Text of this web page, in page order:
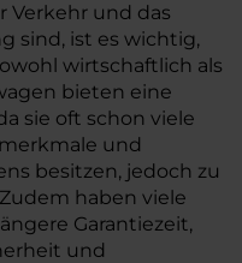
Verkehr und das
sind, ist es wichtig,
wirtschaftlich als
bieten eine
sie oft schon viele
und
besitzen, jedoch zu
haben viele
Garantiezeit,
und